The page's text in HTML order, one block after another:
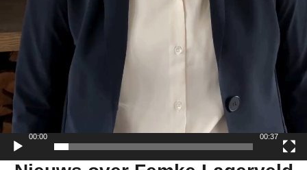
00:00 00:37